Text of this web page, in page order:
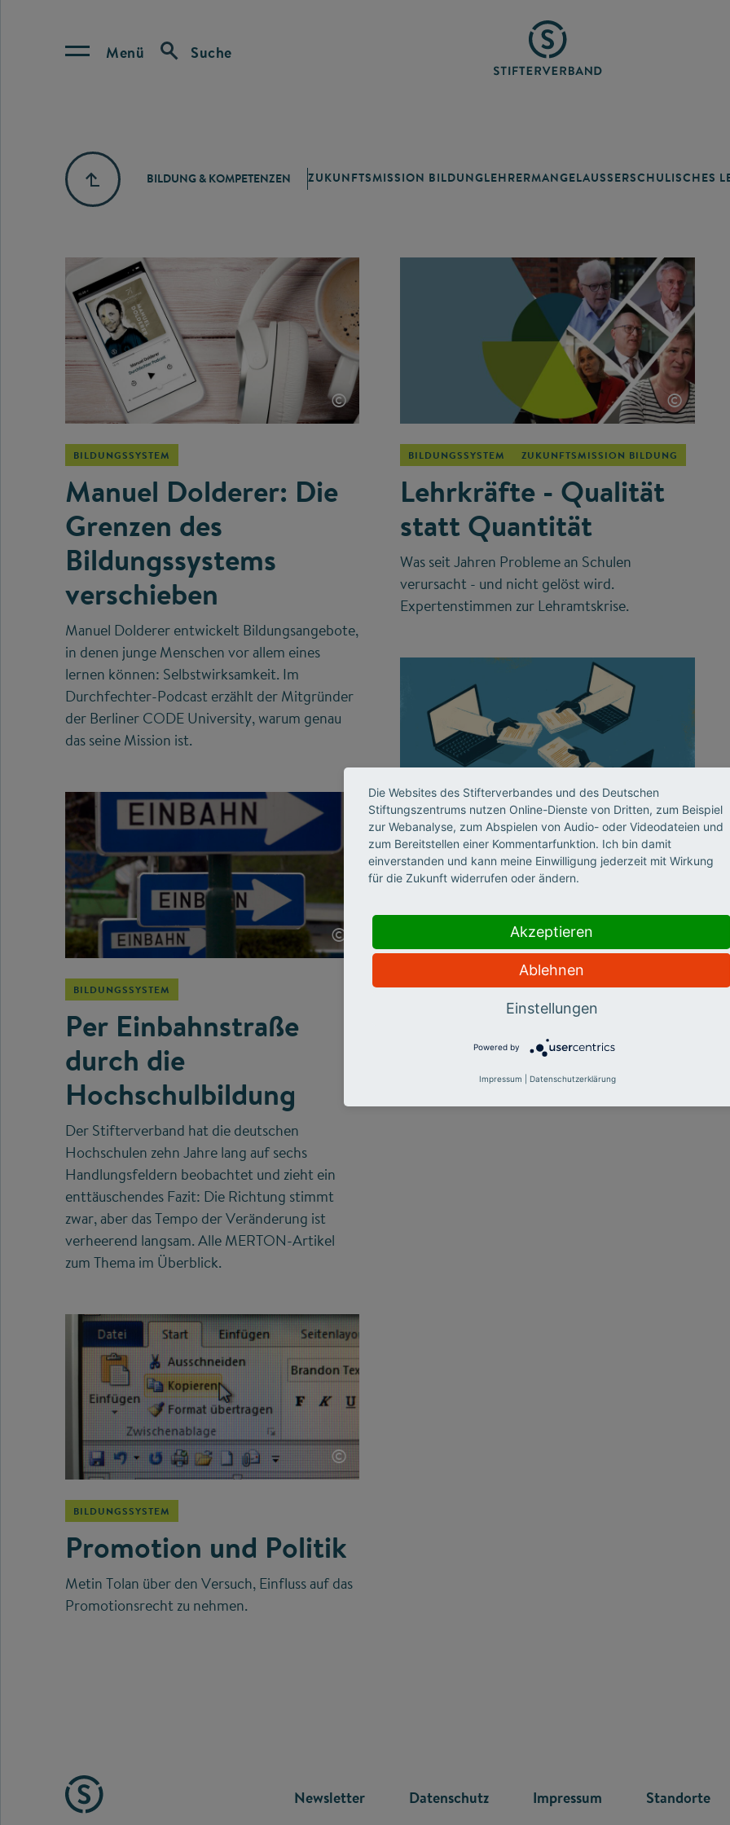
Menü Suche
BILDUNG & KOMPETENZEN ZUKUNFTSMISSION BILDUNGLEHRERMANGELAUSSERSCHULISCHES
©
BILDUNGSSYSTEM
Manuel Dolderer: Die
Grenzen des
Bildungssystems
verschieben
Manuel Dolderer entwickelt Bildungsangebote,
in denen junge Menschen vor allem eines
lernen können: Selbstwirksamkeit. Im
Durchfechter-Podcast erzählt der Mitgründer
der Berliner CODE University, warum genau
das seine Mission ist.
©
BILDUNGSSYSTEM ZUKUNFTSMISSION BILDUNG
Lehrkräfte - Qualität
statt Quantität
Was seit Jahren Probleme an Schulen
verursacht - und nicht gelöst wird.
Expertenstimmen zur Lehramtskrise.
©
BILDUNGSSYSTEM
Per Einbahnstraße
durch die
Hochschulbildung
Der Stifterverband hat die deutschen
Hochschulen zehn Jahre lang auf sechs
Handlungsfeldern beobachtet und zieht ein
enttäuschendes Fazit: Die Richtung stimmt
zwar, aber das Tempo der Veränderung ist
verheerend langsam. Alle MERTON-Artikel
zum Thema im Überblick.
BILDUNGSSYSTEM
TU Nürnberg: Eine Uni
ganz neuen Stils
In Nürnberg soll eine Hochschule mit
Modellcharakter entstehen: konsequent
interdisziplinär, mit innovativem
Departmentstruktur. Ein Interview mit
Wolfgang Hermann.
©
BILDUNGSSYSTEM
Promotion und Politik
Metin Tolan über den Versuch, Einfluss auf das
Promotionsrecht zu nehmen.
FOOTER
Newsletter Datenschutz Impressum Standorte
Die Websites des Stifterverbandes und des Deutschen
Stiftungszentrums nutzen Online-Dienste von Dritten, zum Beispiel
zur Webanalyse, zum Abspielen von Audio- oder Videodateien und
zum Bereitstellen einer Kommentarfunktion. Ich bin damit
einverstanden und kann meine Einwilligung jederzeit mit Wirkung
für die Zukunft widerrufen oder ändern.
Akzeptieren
Ablehnen
Einstellungen
Powered by
Impressum Datenschutzerklärung